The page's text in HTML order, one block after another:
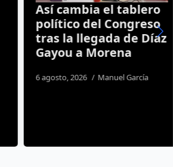
Así cambia el tablero
político del Congreso
tras la llegada de Díaz
Gayou a Morena
6 agosto, 2026 Manuel García